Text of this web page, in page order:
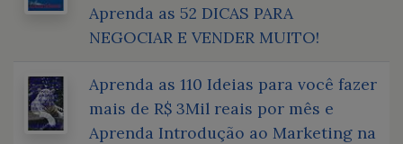
Aprenda as 52 DICAS PARA
NEGOCIAR E VENDER MUITO!
Aprenda as 110 Ideias para você fazer
mais de R$ 3Mil reais por mês e
Aprenda Introdução ao Marketing na